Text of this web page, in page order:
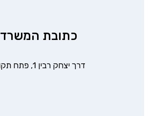
כתובת המשרד
דרך יצחק רבין 1, פתח תקווה